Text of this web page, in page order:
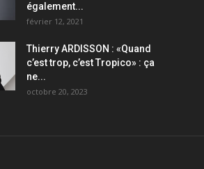
également...
février 12, 2021
Thierry ARDISSON : «Quand
c’est trop, c’est Tropico» : ça
ne...
octobre 20, 2023